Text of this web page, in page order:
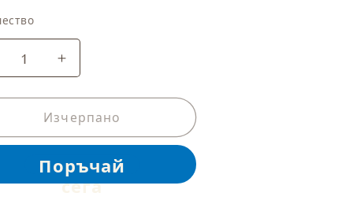
Увеличаване
на
количеството
за
Рамка
снимки
Кристал
Изчерпано